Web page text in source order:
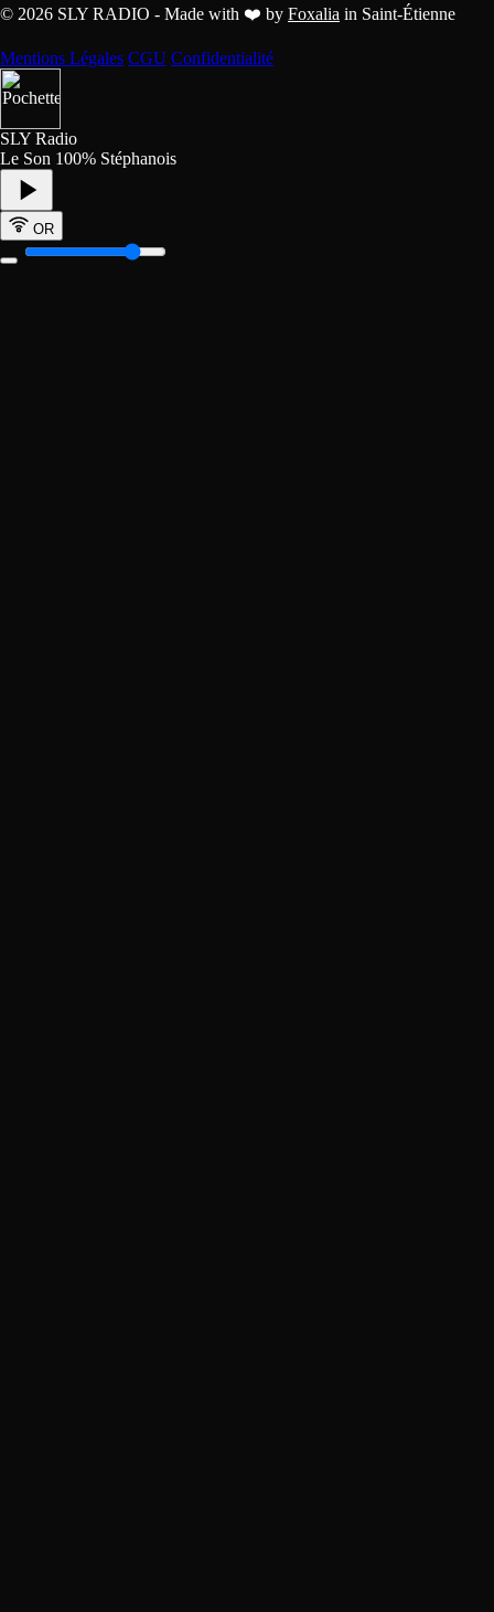
© 2026 SLY RADIO - Made with ❤️ by Foxalia in Saint-Étienne
Mentions Légales CGU Confidentialité
SLY Radio
Le Son 100% Stéphanois
OR